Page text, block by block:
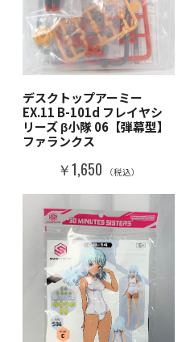
デスクトップアーミー
EX.11 B-101d フレイヤシ
リーズ β小隊 06【弾幕型】
ファランクス
￥1,650 （税込）